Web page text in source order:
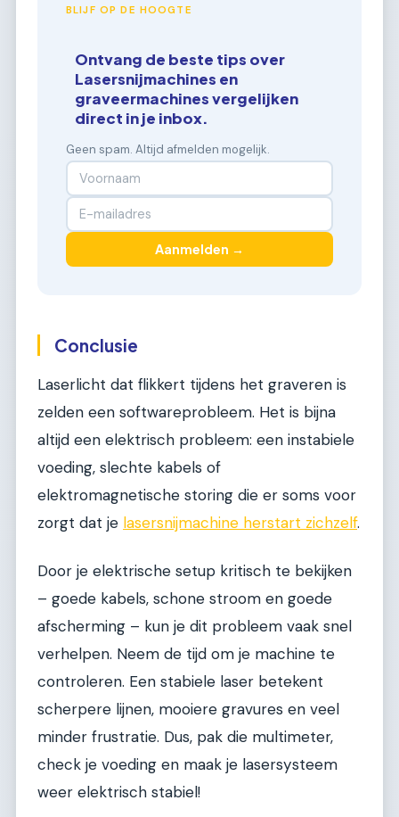
BLIJF OP DE HOOGTE
Ontvang de beste tips over
Lasersnijmachines en
graveermachines vergelijken
direct in je inbox.
Geen spam. Altijd afmelden mogelijk.
Aanmelden →
Conclusie
Laserlicht dat flikkert tijdens het graveren is
zelden een softwareprobleem. Het is bijna
altijd een elektrisch probleem: een instabiele
voeding, slechte kabels of
elektromagnetische storing die er soms voor
zorgt dat je lasersnijmachine herstart zichzelf.
Door je elektrische setup kritisch te bekijken
– goede kabels, schone stroom en goede
afscherming – kun je dit probleem vaak snel
verhelpen. Neem de tijd om je machine te
controleren. Een stabiele laser betekent
scherpere lijnen, mooiere gravures en veel
minder frustratie. Dus, pak die multimeter,
check je voeding en maak je lasersysteem
weer elektrisch stabiel!